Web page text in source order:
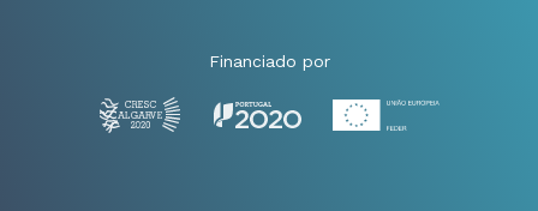
Financiado por